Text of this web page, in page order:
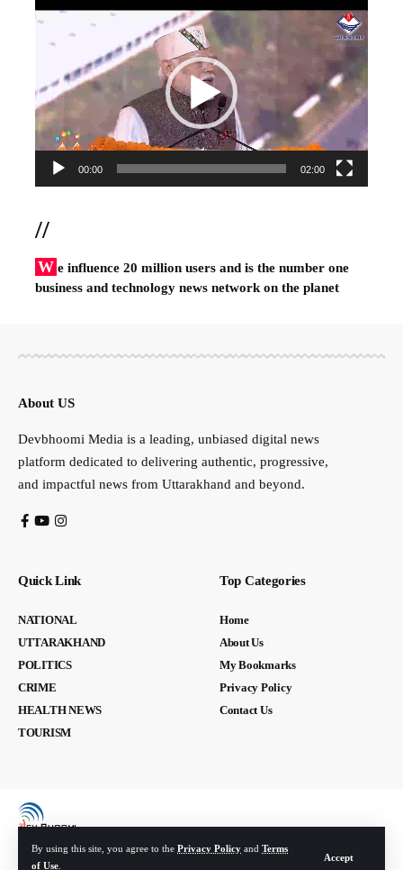
By using this site, you agree to the Privacy Policy and Terms
of Use
Accept
Video
00:00 02:00
//
W e influence 20 million users and is the number one
business and technology news network on the planet
About US
Devbhoomi Media is a leading, unbiased digital news
platform dedicated to delivering authentic, progressive,
and impactful news from Uttarakhand and beyond.
Quick Link
NATIONAL
UTTARAKHAND
POLITICS
CRIME
HEALTH NEWS
TOURISM
Top Categories
Home
About Us
My Bookmarks
Privacy Policy
Contact Us